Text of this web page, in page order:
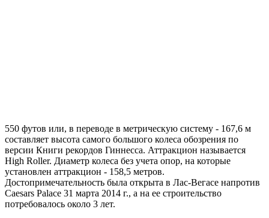
550 футов или, в переводе в метрическую систему - 167,6 м
составляет высота самого большого колеса обозрения по
версии Книги рекордов Гиннесса. Аттракцион называется
High Roller. Диаметр колеса без учета опор, на которые
установлен аттракцион - 158,5 метров.
Достопримечательность была открыта в Лас-Вегасе напротив
Caesars Palace 31 марта 2014 г., а на ее строительство
потребовалось около 3 лет.